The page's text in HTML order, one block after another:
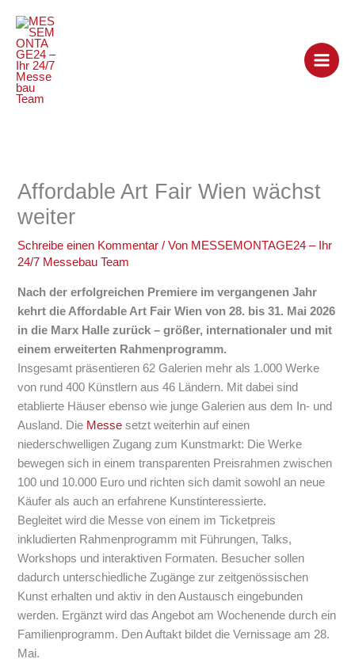
Inhalt
springen
Affordable Art Fair Wien wächst
weiter
Schreibe einen Kommentar / Von MESSEMONTAGE24 – Ihr
24/7 Messebau Team
Nach der erfolgreichen Premiere im vergangenen Jahr
kehrt die Affordable Art Fair Wien von 28. bis 31. Mai 2026
in die Marx Halle zurück – größer, internationaler und mit
einem erweiterten Rahmenprogramm.
Insgesamt präsentieren 62 Galerien mehr als 1.000 Werke
von rund 400 Künstlern aus 46 Ländern. Mit dabei sind
etablierte Häuser ebenso wie junge Galerien aus dem In- und
Ausland. Die Messe setzt weiterhin auf einen
niederschwelligen Zugang zum Kunstmarkt: Die Werke
bewegen sich in einem transparenten Preisrahmen zwischen
100 und 10.000 Euro und richten sich damit sowohl an neue
Käufer als auch an erfahrene Kunstinteressierte.
Begleitet wird die Messe von einem im Ticketpreis
inkludierten Rahmenprogramm mit Führungen, Talks,
Workshops und interaktiven Formaten. Besucher sollen
dadurch unterschiedliche Zugänge zur zeitgenössischen
Kunst erhalten und aktiv in den Austausch eingebunden
werden. Ergänzt wird das Angebot am Wochenende durch ein
Familienprogramm. Den Auftakt bildet die Vernissage am 28.
Mai.